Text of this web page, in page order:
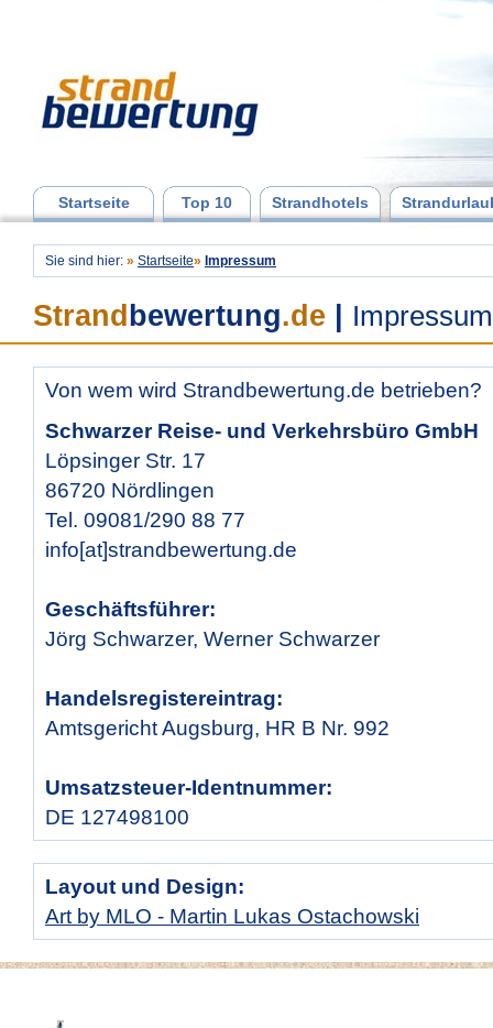
Startseite Top 10 Strandhotels
Sie sind hier: » Startseite» Impressum
Strand bewertung.de Impressum
Von wem wird Strandbewertung.de betrieben?
Schwarzer Reise- und Verkehrsbüro GmbH
Löpsinger Str. 17
86720 Nördlingen
Tel. 09081/290 88 77
info[at]strandbewertung.de
Geschäftsführer:
Jörg Schwarzer, Werner Schwarzer
Handelsregistereintrag:
Amtsgericht Augsburg, HR B Nr. 992
Umsatzsteuer-Identnummer:
DE 127498100
Layout und Design:
Art by MLO - Martin Lukas Ostachowski